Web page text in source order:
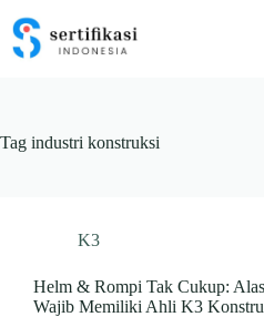
content
Tag industri konstruksi
K3
Helm & Rompi Tak Cukup:
Wajib Memiliki Ahli K3